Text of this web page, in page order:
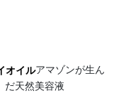
アマゾンが生ん
だ天然美容液